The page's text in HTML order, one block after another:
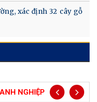
xác định 32 cây gỗ
NGHIỆP